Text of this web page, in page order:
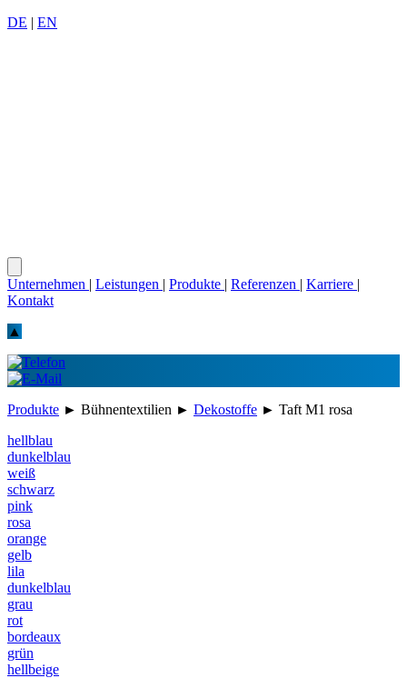
DE | EN
Unternehmen | Leistungen | Produkte | Referenzen | Karriere |
Kontakt
▲
Produkte ► Bühnentextilien ► Dekostoffe ► Taft M1 rosa
hellblau
dunkelblau
weiß
schwarz
pink
rosa
orange
gelb
lila
dunkelblau
grau
rot
bordeaux
grün
hellbeige